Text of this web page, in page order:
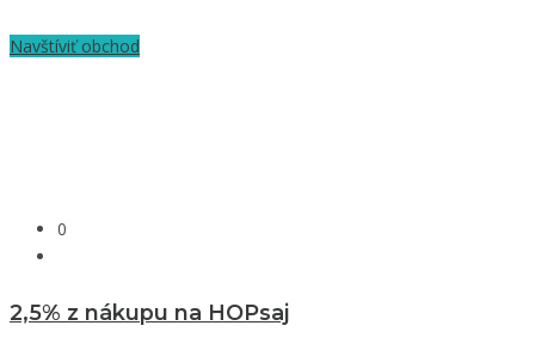
Navštíviť obchod
0
2,5% z nákupu na HOPsaj